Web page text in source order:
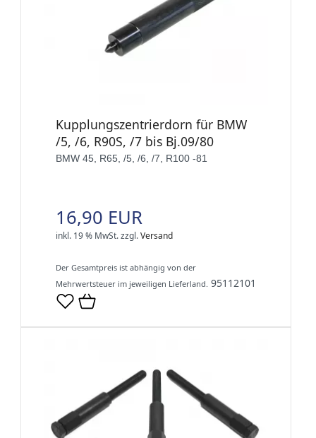
Kupplungszentrierdorn für BMW
/5, /6, R90S, /7 bis Bj.09/80
BMW 45, R65, /5, /6, /7, R100 -81
16,90 EUR
inkl. 19 % MwSt.zzgl.Versand
Der Gesamtpreis ist abhängig von der
Mehrwertsteuer im jeweiligen Lieferland. 95112101